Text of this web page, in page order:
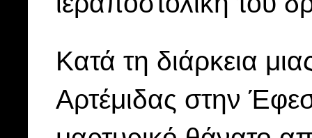
Κατά τη διάρκεια
Αρτέμιδας στην